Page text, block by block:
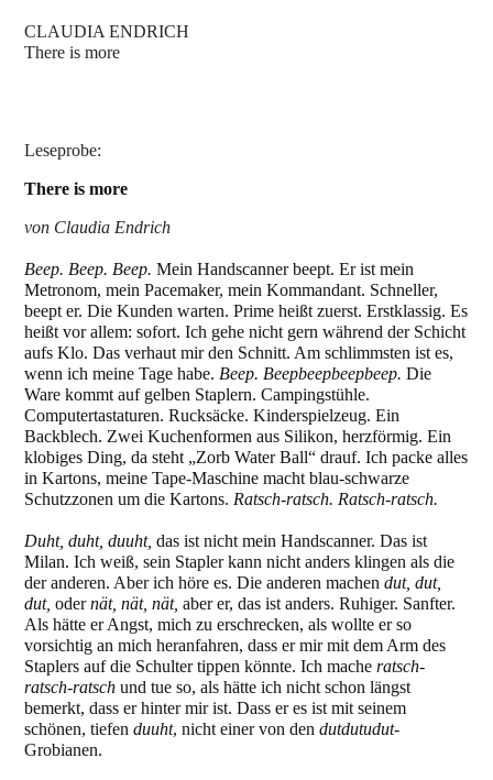
CLAUDIA ENDRICH
There is more
Leseprobe:
There is more
von Claudia Endrich
Beep. Beep. Beep.Mein Handscanner beept. Er ist mein
Metronom, mein Pacemaker, mein Kommandant. Schneller,
beept er. Die Kunden warten. Prime heißt zuerst. Erstklassig. Es
heißt vor allem: sofort. Ich gehe nicht gern während der Schicht
aufs Klo. Das verhaut mir den Schnitt. Am schlimmsten ist es,
wenn ich meine Tage habe. Beep. Beepbeepbeepbeep. Die
Ware kommt auf gelben Staplern. Campingstühle.
Computertastaturen. Rucksäcke. Kinderspielzeug. Ein
Backblech. Zwei Kuchenformen aus Silikon, herzförmig. Ein
klobiges Ding, da steht „Zorb Water Ball“ drauf. Ich packe alles
in Kartons, meine Tape-Maschine macht blau-schwarze
Schutzzonen um die Kartons. Ratsch-ratsch. Ratsch-ratsch.
Duht, duht, duuht, das ist nicht mein Handscanner. Das ist
Milan. Ich weiß, sein Stapler kann nicht anders klingen als die
der anderen. Aber ich höre es. Die anderen machendut, dut,
dut, odernät, nät, nät, aber er, das ist anders. Ruhiger. Sanfter.
Als hätte er Angst, mich zu erschrecken, als wollte er so
vorsichtig an mich heranfahren, dass er mir mit dem Arm des
Staplers auf die Schulter tippen könnte. Ich macheratsch-
ratsch-ratschund tue so, als hätte ich nicht schon längst
bemerkt, dass er hinter mir ist. Dass er es ist mit seinem
schönen, tiefenduuht, nicht einer von dendutdutudut-
Grobianen.